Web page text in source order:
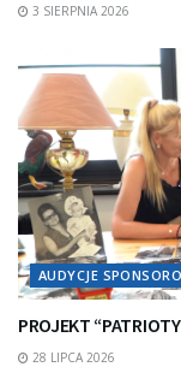
3 SIERPNIA 2026
AUDYCJE
PROJEKT
28 LIPCA 2026